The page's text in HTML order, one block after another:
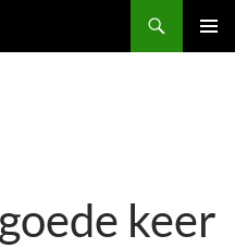
keer